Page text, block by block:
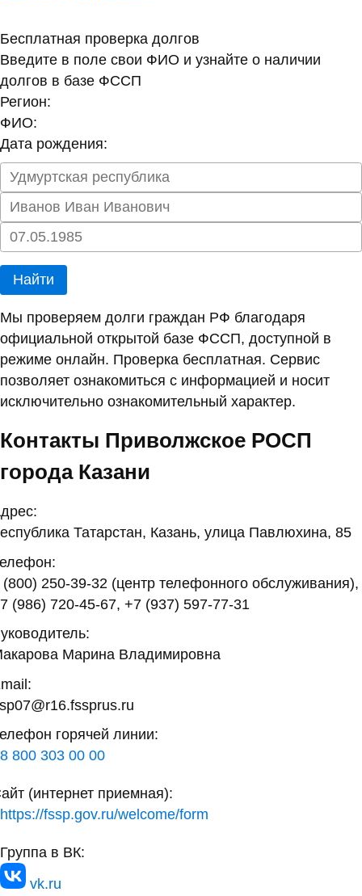
Бесплатная проверка долгов
Введите в поле свои ФИО и узнайте о наличии
долгов в базе ФССП
Регион:
ФИО:
Дата рождения:
Найти
Мы проверяем долги граждан РФ благодаря
официальной открытой базе ФССП, доступной в
режиме онлайн. Проверка бесплатная. Сервис
позволяет ознакомиться с информацией и носит
исключительно ознакомительный характер.
Контакты Приволжское РОСП
города Казани
Татарстан, Казань, улица Павлюхина, 85
(800) 250-39-32 (центр телефонного обслуживания),
(986) 720-45-67, +7 (937) 597-77-31
Марина Владимировна
горячей линии:
8 800 303 00 00
(интернет приемная):
https://fssp.gov.ru/welcome/form
Группа в ВК:
vk.ru